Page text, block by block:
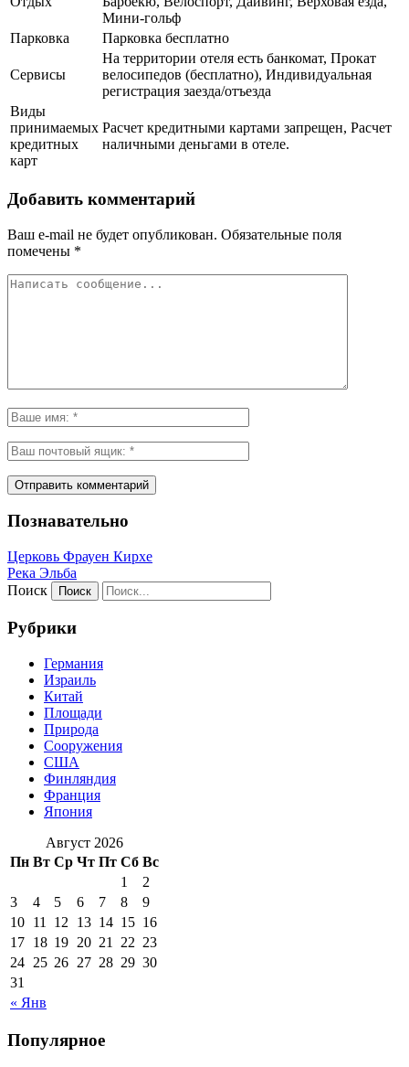
Мини-гольф
Парковка
Парковка бесплатно
Сервисы
На территории отеля есть банкомат, Прокат
велосипедов (бесплатно), Индивидуальная
регистрация заезда/отъезда
Виды
принимаемых
кредитных
карт
Расчет кредитными картами запрещен, Расчет
наличными деньгами в отеле.
Добавить комментарий
Ваш e-mail не будет опубликован. Обязательные поля
помечены *
Познавательно
Церковь Фрауен Кирхе
Река Эльба
Поиск
Рубрики
Германия
Израиль
Китай
Площади
Природа
Сооружения
США
Финляндия
Франция
Япония
Август 2026
Пн Вт Ср Чт Пт Сб Вс
« Янв
1
2
3
4 5 6 7 8
9
10 11 12 13 14 15 16
17 18 19 20 21 22 23
24 25 26 27 28 29 30
31
Популярное